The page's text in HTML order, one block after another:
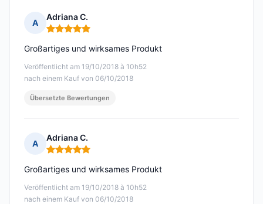
A
Adriana C.
Hinweis: 5 von 5
Veröffentlicht am 19/10/2018 à 10h52
nach einem Kauf von 06/10/2018
Großartiges und wirksames Produkt
Übersetzte Bewertungen
A
Adriana C.
Hinweis: 5 von 5
Veröffentlicht am 19/10/2018 à 10h52
nach einem Kauf von 06/10/2018
Großartiges und wirksames Produkt